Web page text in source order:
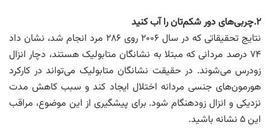
۲.چربی‌های دور شکم‌تان را آب کنید
نتایج تحقیقاتی که در سال ۲۰۰۶ روی ۲۸۶ مرد انجام شد، نشان داد
۷۴ درصد مردانی که مبتلا به نشانگان متابولیک هستند، دچار انزال
زودرس می‌شوند. در حقیقت نشانگان متابولیک می‌تواند در کارکرد
هورمون‌های جنسی مردانه اختلال ایجاد کند و سبب کاهش مدت
نزدیکی و انزال زودهنگام شود. برای پیشگیری از این موضوع، مراقب
این ۵ نشانه باشید.